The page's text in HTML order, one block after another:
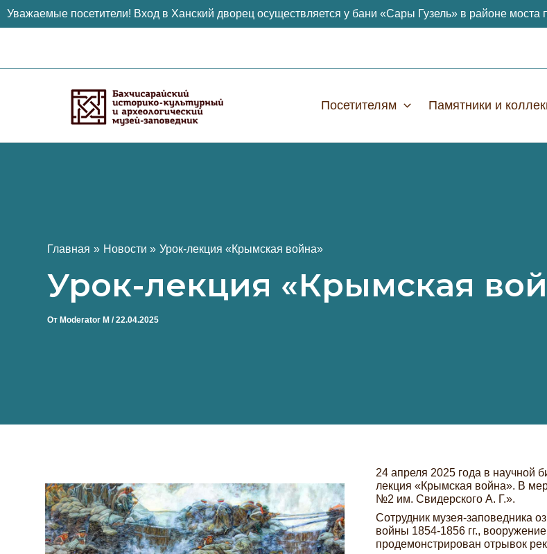
Уважаемые посетители! Вход в Ханский дворец осуществляется у бани «Сары Гузель» в районе моста
Посетителям Памятники и
Главная Новости Урок-лекция «Крымская война»
Урок-лекция «Крымская
От Moderator M /22.04.2025
24 апреля 2025 года в научной
лекция «Крымская война». В
№2 им. Свидерского А. Г.».
Сотрудник музея-заповедника
войны 1854-1856 гг.,
продемонстрирован отрывок